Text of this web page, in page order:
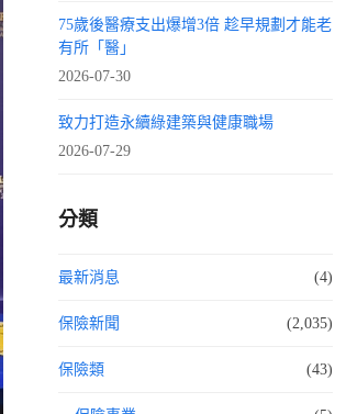
75歲後醫療支出爆增3倍 趁早規劃才能老
有所「醫」
2026-07-30
致力打造永續綠建築與健康職場
2026-07-29
分類
最新消息 (4)
保險新聞 (2,035)
保險類 (43)